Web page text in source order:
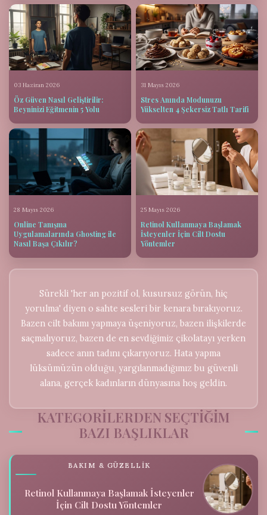
03 Haziran 2026
Öz Güven Nasıl Geliştirilir:
Beyninizi Eğitmenin 5 Yolu
31 Mayıs 2026
Stres Anında Modunuzu
Yükselten 4 Şekersiz Tatlı Tarifi
28 Mayıs 2026
Online Tanışma
Uygulamalarında Ghosting ile
Nasıl Başa Çıkılır?
25 Mayıs 2026
Retinol Kullanmaya Başlamak
İsteyenler İçin Cilt Dostu
Yöntemler
Sürekli 'her an pozitif ol, kusursuz görün, hiç
yorulma' diyen o sahte sesleri bir kenara bırakıyoruz.
Bazen cilt bakımı yapmaya üşeniyoruz, bazen ilişkilerde
saçmalıyoruz, bazen de en sevdiğimiz çikolatayı yerken
sadece anın tadını çıkarıyoruz. Hata yapma
lüksümüzün olduğu, yargılanmadığımız bu güvenli
alana, gerçek kadınların dünyasına hoş geldin.
KATEGORILERDEN SEÇTIĞIM
BAZI BAŞLIKLAR
BAKIM & GÜZELLIK
Retinol Kullanmaya Başlamak İsteyenler
İçin Cilt Dostu Yöntemler